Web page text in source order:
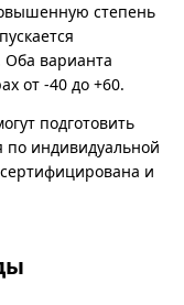
степень
варианта
от -40 до +60.
подготовить
индивидуальной
и